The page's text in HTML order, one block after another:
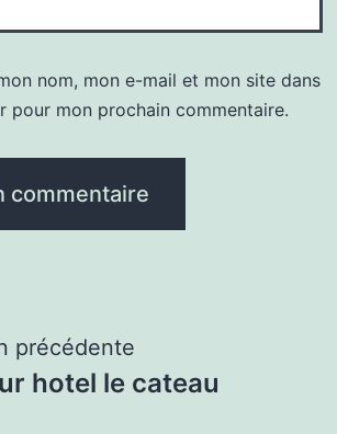
nom, mon e-mail et mon site dans
pour mon prochain commentaire.
précédente
hotel le cateau